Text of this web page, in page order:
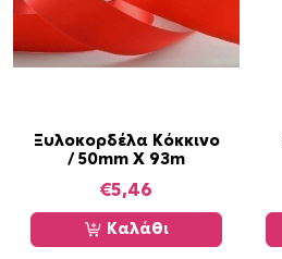
κ
Ξυλοκορδέλα Κόκκινο
/ 50mm X 93m
€5,46
Καλάθι